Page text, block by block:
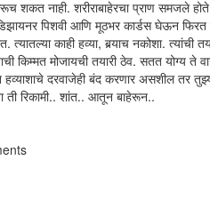
शकत नाही. शरीराबाहेरचा प्राण समजले
पिशवी आणि मूठभर कार्डस घेऊन
त्यातल्या काही हव्या, बर्‍याच नकोशा.
किम्मत मोजायची तयारी ठेव. सतत योग्य
हव्याशाचे दरवाजेही बंद करणार असशील तर
रिकामी.. शांत.. आतून बाहेरून..